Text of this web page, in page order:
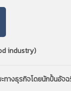
industry)
ทางธุรกิจโดยนักปั้นอัจ